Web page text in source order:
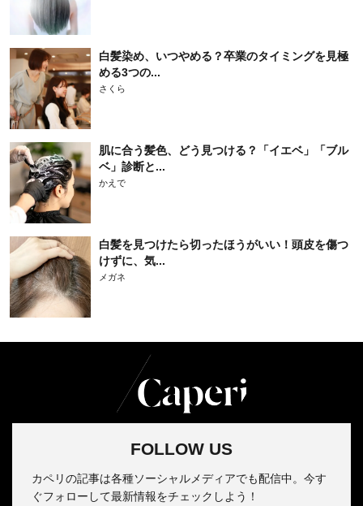
白髪染め、いつやめる？卒業のタイミングを見極
める3つの...
さくら
肌に合う髪色、どう見つける？「イエベ」「ブル
ベ」診断と...
かえで
白髪を見つけたら切ったほうがいい！頭皮を傷つ
けずに、気...
メガネ
FOLLOW US
カペリの記事は各種ソーシャルメディアでも配信中。今す
ぐフォローして最新情報をチェックしよう！